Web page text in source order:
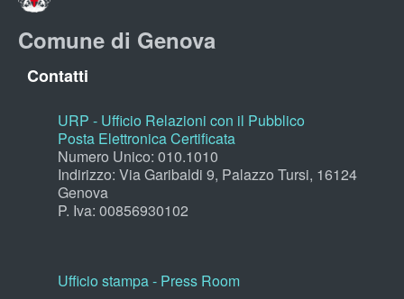
Comune di Genova
Contatti
URP - Ufficio Relazioni con il Pubblico
Posta Elettronica Certificata
Numero Unico: 010.1010
Indirizzo: Via Garibaldi 9, Palazzo Tursi, 16124
Genova
P. Iva: 00856930102
Ufficio stampa - Press Room